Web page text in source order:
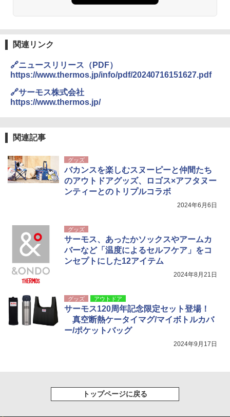
関連リンク
🔗ニュースリリース（PDF）
https://www.thermos.jp/info/pdf/20240716151627.pdf
🔗サーモス株式会社
https://www.thermos.jp/
関連記事
グッズ
バカンスを楽しむスヌーピーと仲間たち
のアウトドアグッズ、ロゴス×アフタヌー
ンティーとのトリプルコラボ
2024年6月6日
グッズ
サーモス、あったかソックスやアームカ
バーなど「温度によるセルフケア」をコ
ンセプトにした12アイテム
2024年8月21日
グッズ アウトドア
サーモス120周年記念限定セット登場！
真空断熱ケータイマグ/マイボトルカバ
ー/ポケットバッグ
2024年9月17日
トップページに戻る